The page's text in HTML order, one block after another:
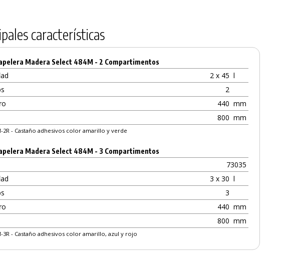
características
Madera Select 484M - 2 Compartimentos
2 x 45 l
2
440 mm
800 mm
2R - Castaño adhesivos color amarillo y verde
Madera Select 484M - 3 Compartimentos
73035
3 x 30 l
3
440 mm
800 mm
3R - Castaño adhesivos color amarillo, azul y rojo